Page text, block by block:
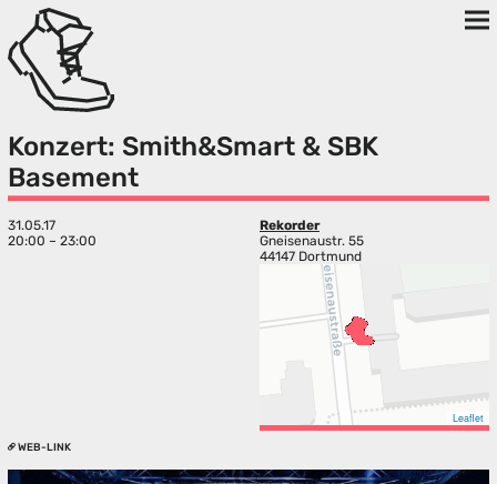
Konzert: Smith&Smart & SBK
Basement
31.05.17
20:00 – 23:00
Rekorder
Gneisenaustr. 55
44147 Dortmund
Leaflet
WEB-LINK